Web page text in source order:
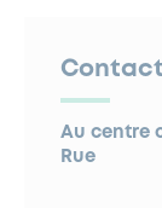
Contact
Au centre
Rue